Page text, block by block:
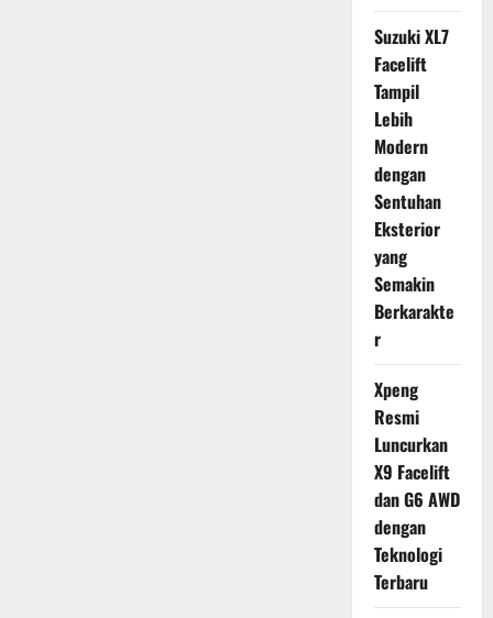
Suzuki XL7
Facelift
Tampil
Lebih
Modern
dengan
Sentuhan
Eksterior
yang
Semakin
Berkarakte
r
Xpeng
Resmi
Luncurkan
X9 Facelift
dan G6 AWD
dengan
Teknologi
Terbaru